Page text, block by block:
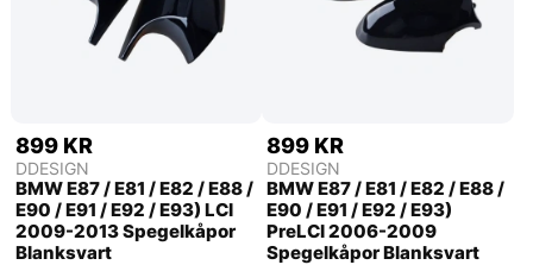
899 KR
DDESIGN
BMW E87 / E81 / E82 / E88 /
E90 / E91 / E92 / E93) LCI
2009-2013 Spegelkåpor
Blanksvart
899 KR
DDESIGN
BMW E87 / E81 / E82 / E88 /
E90 / E91 / E92 / E93)
PreLCI 2006-2009
Spegelkåpor Blanksvart